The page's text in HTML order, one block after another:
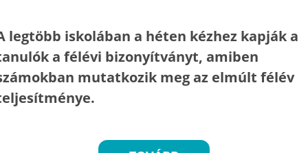
legtöbb iskolában a héten kézhez kapják a
a félévi bizonyítványt, amiben
mutatkozik meg az elmúlt félév